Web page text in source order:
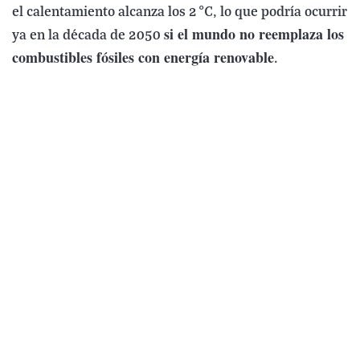
el calentamiento alcanza los 2 °C, lo que podría ocurrir
ya en la década de 2050 si el mundo no reemplaza los
combustibles fósiles con energía renovable.